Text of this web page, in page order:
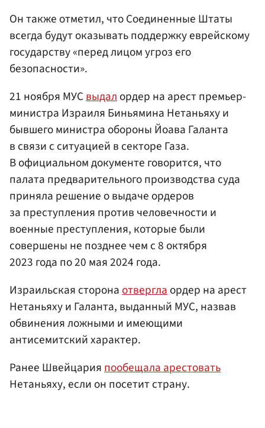
Он также отметил, что Соединенные Штаты
всегда будут оказывать поддержку еврейскому
государству «перед лицом угроз его
безопасности».
21 ноября МУСвыдалордер на арест премьер-
министра Израиля Биньямина Нетаньяху и
бывшего министра обороны Йоава Галанта
в связи с ситуацией в секторе Газа.
В официальном документе говорится, что
палата предварительного производства суда
приняла решение о выдаче ордеров
за преступления против человечности и
военные преступления, которые были
совершены не позднее чем с 8 октября
2023 года по 20 мая 2024 года.
Израильская сторонаотверглаордер на арест
Нетаньяху и Галанта, выданный МУС, назвав
обвинения ложными и имеющими
антисемитский характер.
Ранее Швейцарияпообещала арестовать
Нетаньяху, если он посетит страну.